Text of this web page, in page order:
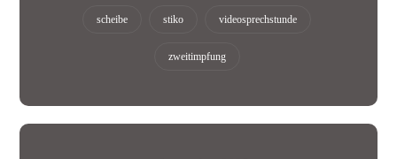
scheibe stiko videosprechstunde
zweitimpfung